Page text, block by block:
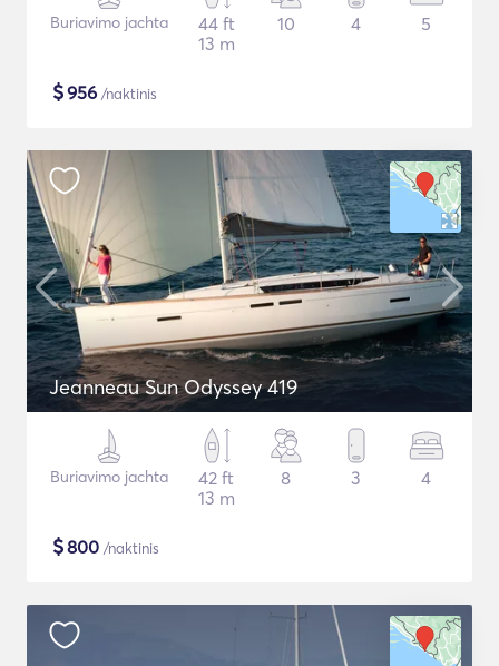
Buriavimo jachta
44 ft
13 m
10 4 5
$956 /naktinis
Jeanneau Sun Odyssey 419
Buriavimo jachta
42 ft
13 m
8 3 4
$800 /naktinis